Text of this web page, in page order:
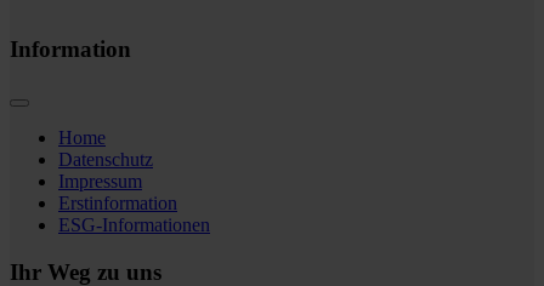
Information
Home
Datenschutz
Impressum
Erstinformation
ESG-Informationen
Ihr Weg zu uns